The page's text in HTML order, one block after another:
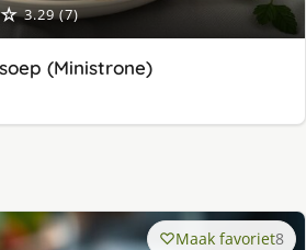
3.29 (7)
(Ministrone)
Maak favoriet8